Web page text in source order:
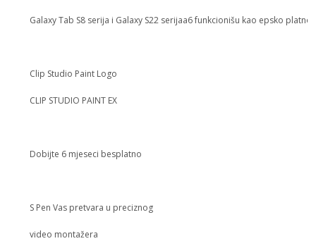
Galaxy Tab S8 serija i Galaxy S22 serijaa6 funkcionišu kao epsko
Clip Studio Paint Logo
CLIP STUDIO PAINT EX
Dobijte 6 mjeseci besplatno
S Pen Vas pretvara u preciznog
video montažera